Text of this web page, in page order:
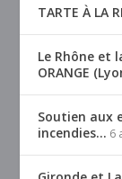
TARTE À LA
Le Rhône et
ORANGE
Soutien aux
incendies… 6